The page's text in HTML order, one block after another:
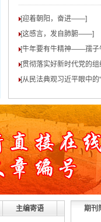
[迎着朝阳，奋进——]
[这感言，发自肺腑——]
[牛年要有牛精神——孺子
[贯彻落实好新时代党的组
[从民法典观习近平眼中的
主编寄语 期刊